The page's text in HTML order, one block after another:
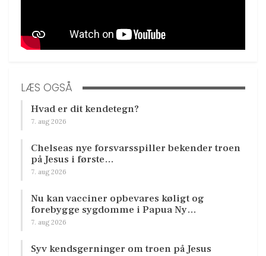
LÆS OGSÅ
Hvad er dit kendetegn?
7. aug 2026
Chelseas nye forsvarsspiller bekender troen
på Jesus i første…
7. aug 2026
Nu kan vacciner opbevares køligt og
forebygge sygdomme i Papua Ny…
7. aug 2026
Syv kendsgerninger om troen på Jesus